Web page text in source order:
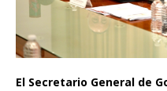
El Secretario General de